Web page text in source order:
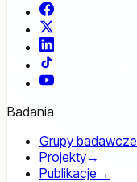
Facebook
YouTube
Badania
Grupy badawcze
Projekty→
Publikacje →